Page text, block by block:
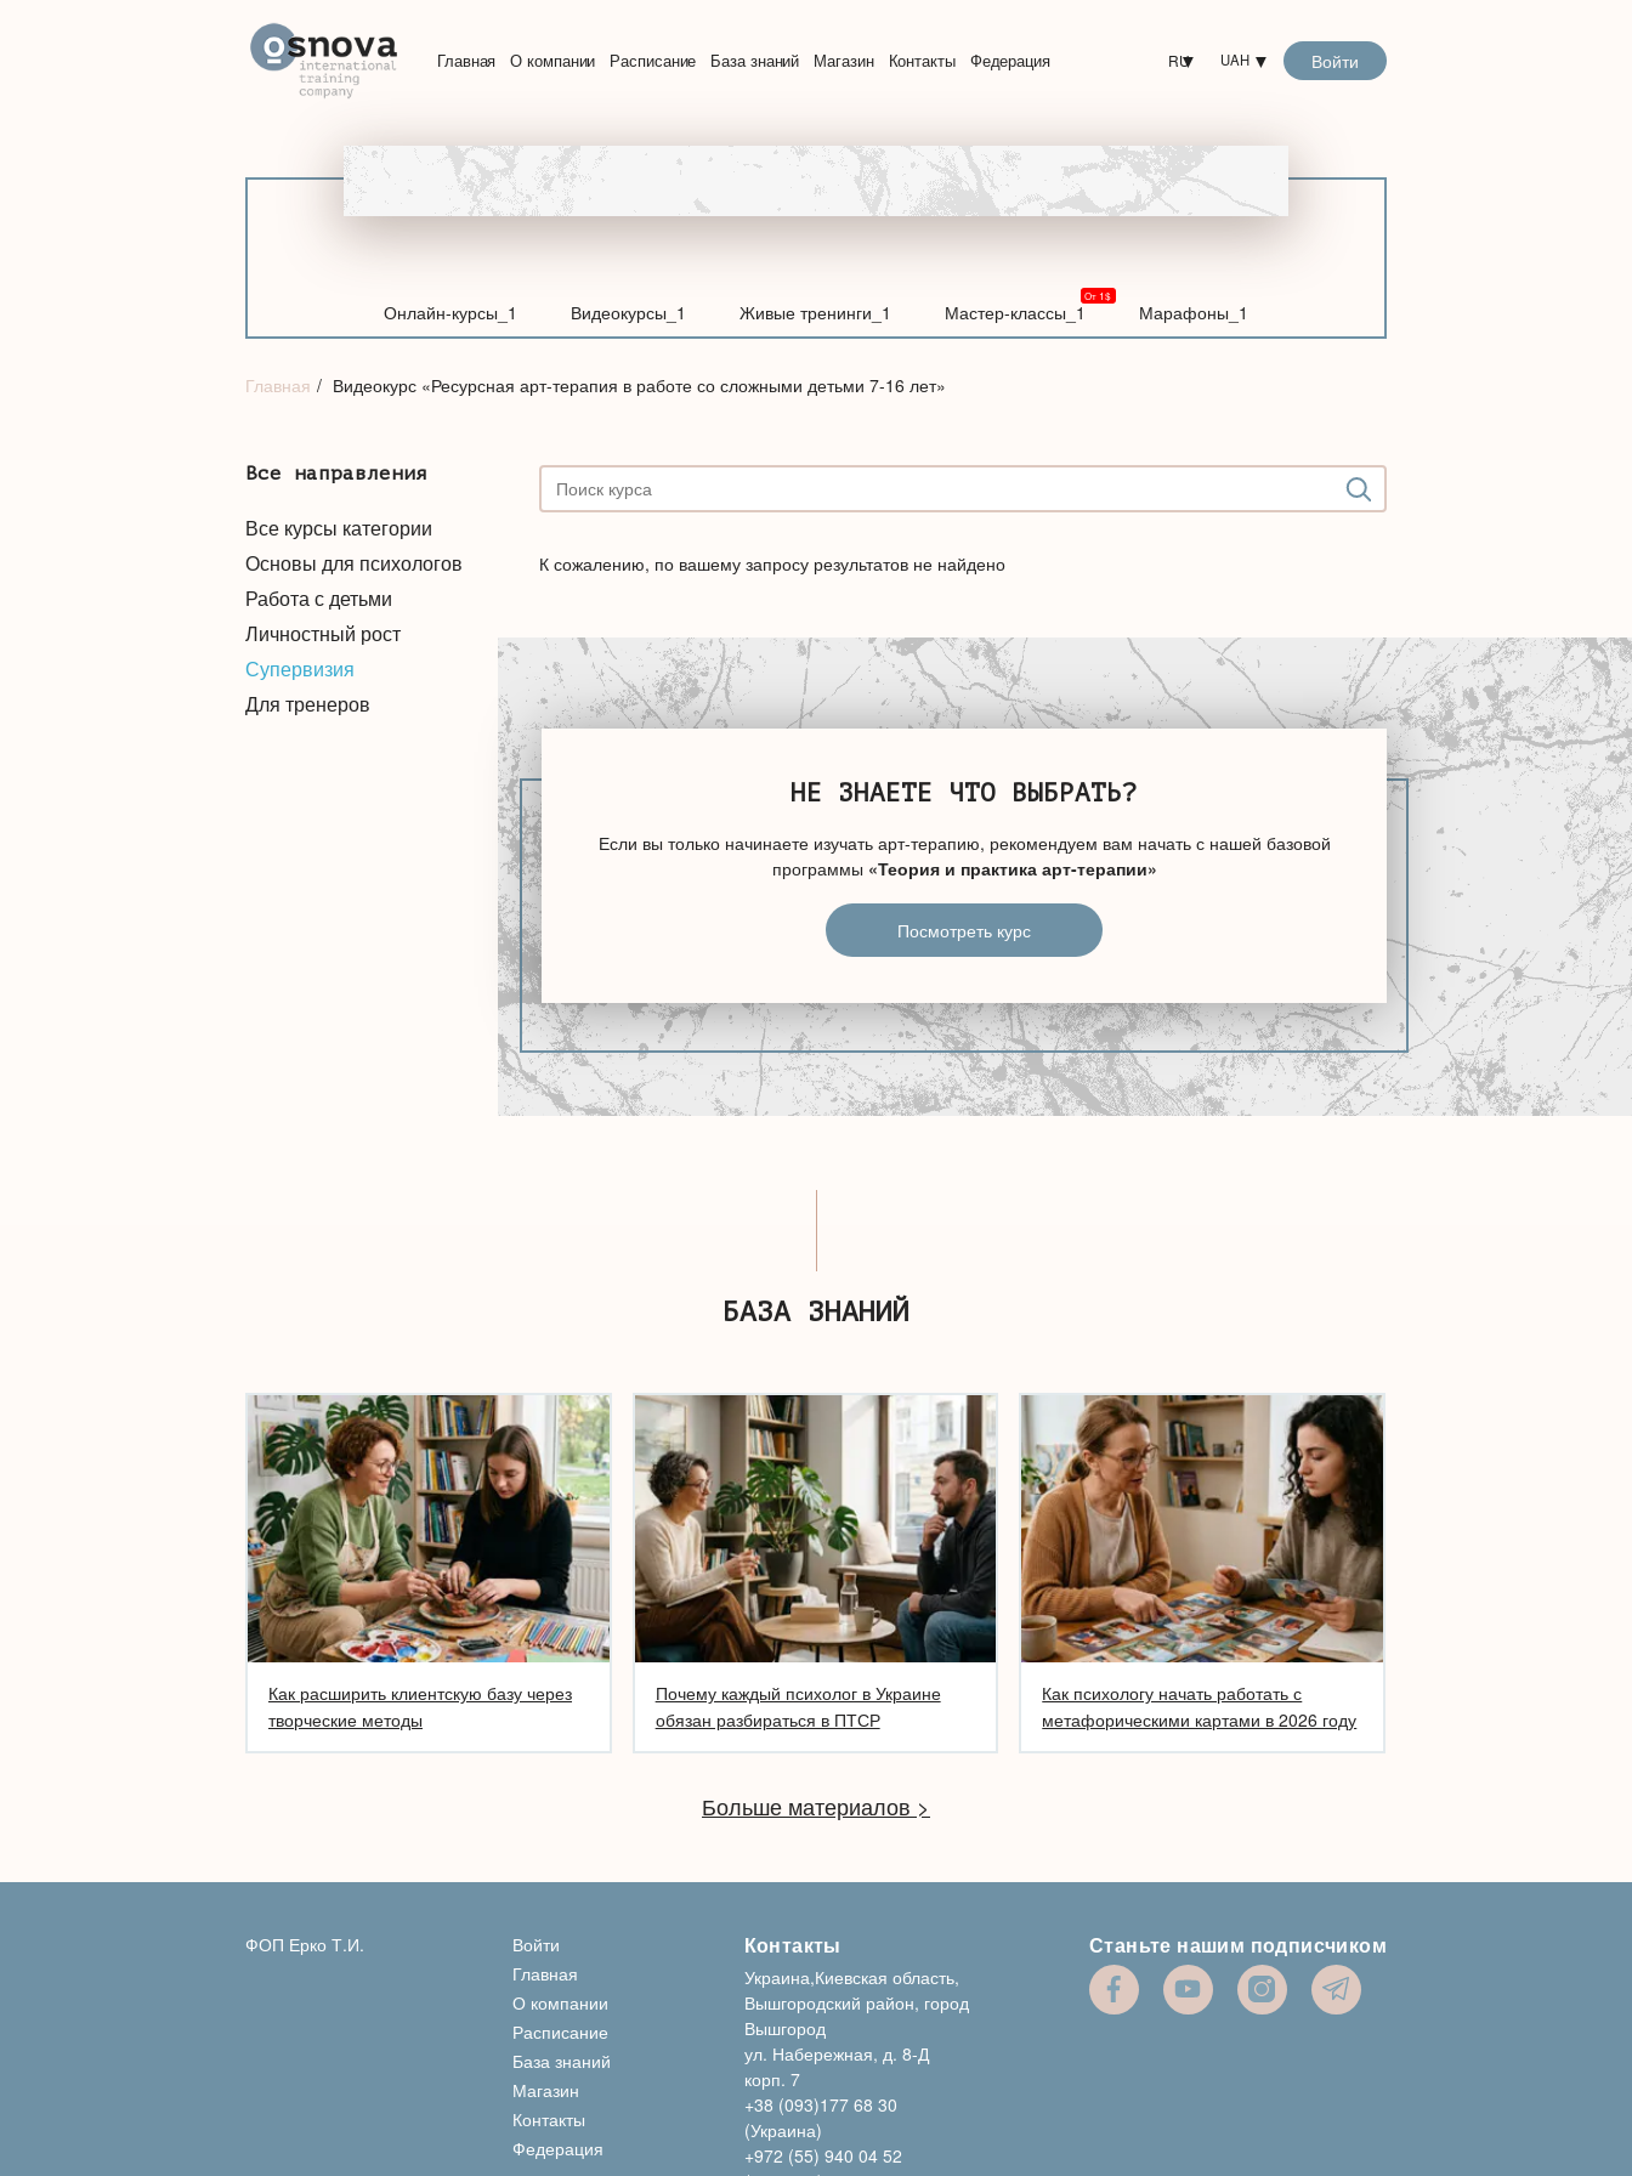
Главная О компании Расписание База знаний Магазин Контакты Федерация RU UAH Войти
Онлайн-курсы_1 Видеокурсы_1 Живые тренинги_1 Мастер-классы_1 Марафоны_1
Главная Видеокурс «Ресурсная арт-терапия в работе со сложными детьми 7-16 лет»
Все направления
Все курсы категории
Основы для психологов
Работа с детьми
Личностный рост
Супервизия
Для тренеров
К сожалению, по вашему запросу результатов не найдено
НЕ ЗНАЕТЕ ЧТО ВЫБРАТЬ?
Если вы только начинаете изучать арт-терапию, рекомендуем вам начать с нашей базовой
программы «Теория и практика арт-терапии»
Посмотреть курс
БАЗА ЗНАНИЙ
Как расширить клиентскую базу через
творческие методы
Почему каждый психолог в Украине
обязан разбираться в ПТСР
Как психологу начать работать с
метафорическими картами в 2026 году
Больше материалов >
ФОП Ерко Т.И.
Войти
Главная
О компании
Расписание
База знаний
Магазин
Контакты
Федерация
Контакты
Украина,Киевская область,
Вышгородский район, город
Вышгород
ул. Набережная, д. 8-Д
корп. 7
+38 (093)177 68 30
(Украина)
+972 (55) 940 04 52
Станьте нашим подписчиком